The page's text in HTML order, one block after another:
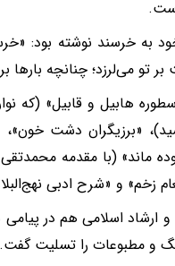
به خرسند نوشته بود:
تو می‌لرزد؛ چنانچه بارها
«برزیگران دشت
ماند» (با مقدمه
زخم» و «شرح ادبی
ارشاد اسلامی هم در پیامی
و مطبوعات را تسلیت گفت.